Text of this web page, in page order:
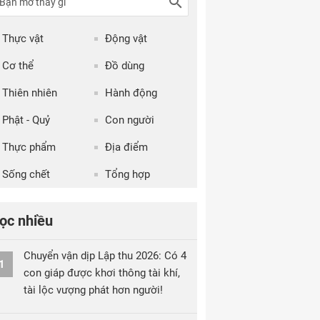
Thực vật Động vật
Cơ thể Đồ dùng
Thiên nhiên Hành động
Phật - Quỷ Con người
Thực phẩm Địa điểm
Sống chết Tổng hợp
nhiều
Chuyển vận dịp Lập thu 2026: Có 4
con giáp được khơi thông tài khí,
tài lộc vượng phát hơn người!